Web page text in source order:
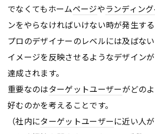
でなくてもホームページやランディン
ンをやらなければいけない時が発生する
プロのデザイナーのレベルには及ばな
イメージを反映させるようなデザイン
達成されます。
重要なのはターゲットユーザーがどの
好むのかを考えることです。
（社内にターゲットユーザーに近い人